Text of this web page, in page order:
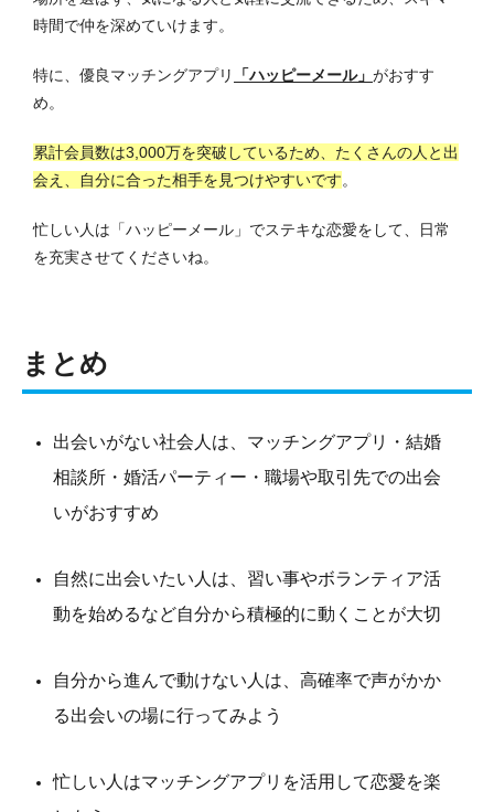
時間で仲を深めていけます。
特に、優良マッチングアプリ 「ハッピーメール」 がおすす
め。
累計会員数は3,000万を突破しているため、たくさんの人と出
会え、自分に合った相手を見つけやすいです。
忙しい人は「ハッピーメール」でステキな恋愛をして、日常
を充実させてくださいね。
まとめ
出会いがない社会人は、マッチングアプリ・結婚
相談所・婚活パーティー・職場や取引先での出会
いがおすすめ
自然に出会いたい人は、習い事やボランティア活
動を始めるなど自分から積極的に動くことが大切
自分から進んで動けない人は、高確率で声がかか
る出会いの場に行ってみよう
忙しい人はマッチングアプリを活用して恋愛を楽